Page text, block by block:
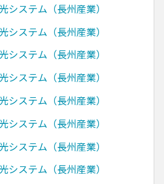
システム（長州産業）
システム（長州産業）
システム（長州産業）
システム（長州産業）
システム（長州産業）
システム（長州産業）
システム（長州産業）
システム（長州産業）